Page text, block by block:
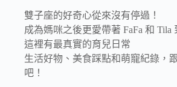
雙子座的好奇心從來沒有停過！
成為媽咪之後更愛帶著 FaFa 和 Tila
這裡有最真實的育兒日常
生活好物、美食踩點和萌寵紀錄，
吧！